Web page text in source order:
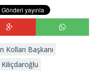
Kolları Başkanı
Kiliçdaroğlu